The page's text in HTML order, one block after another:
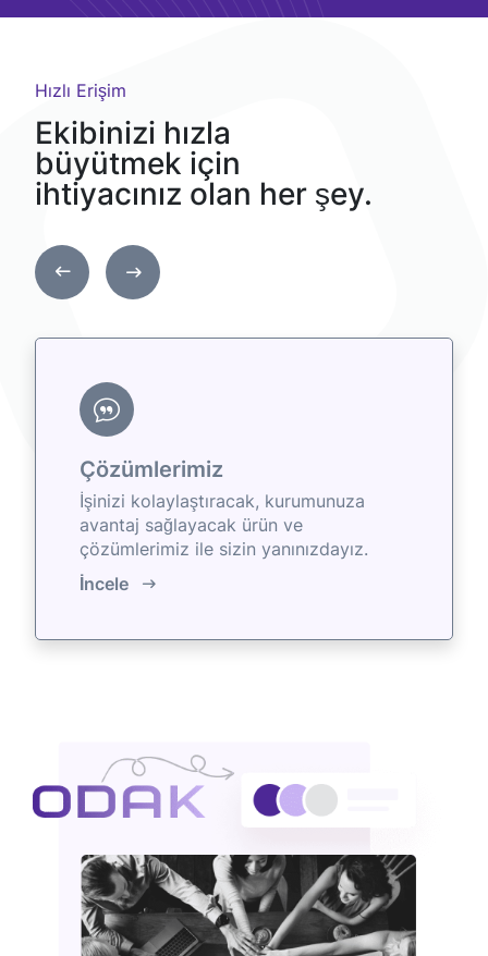
Hızlı Erişim
Ekibinizi hızla
büyütmek için
ihtiyacınız olan her şey.
Çözümlerimiz
İşinizi kolaylaştıracak, kurumunuza
avantaj sağlayacak ürün ve
çözümlerimiz ile sizin yanınızdayız.
İncele